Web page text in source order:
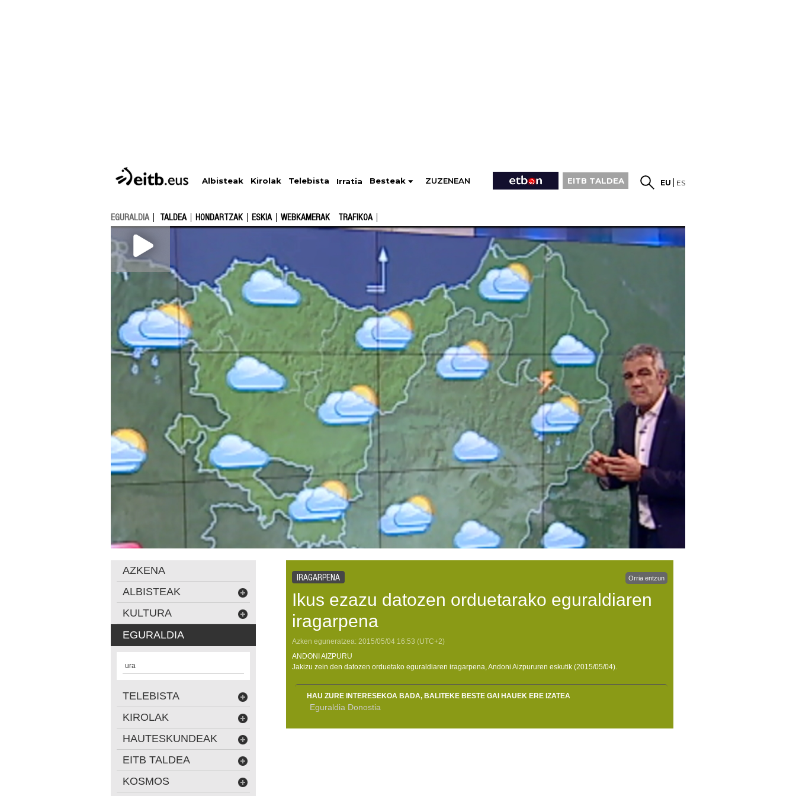
Albisteak Kirolak Telebista Irratia Besteak ZUZENEAN EITB TALDEA EU ES
EGURALDIA TALDEA HONDARTZAK ESKIA WEBKAMERAK TRAFIKOA
IRAGARPENA Orria entzun
Ikus ezazu datozen orduetarako eguraldiaren
iragarpena
Azken eguneratzea: 2015/05/04 16:53 (UTC+2)
ANDONI AIZPURU
Jakizu zein den datozen orduetako eguraldiaren iragarpena, Andoni Aizpururen eskutik (2015/05/04).
HAU ZURE INTERESEKOA BADA, BALITEKE BESTE GAI HAUEK ERE IZATEA
Eguraldia Donostia
AZKENA
ALBISTEAK
KULTURA
EGURALDIA
ura
TELEBISTA
KIROLAK
HAUTESKUNDEAK
EITB TALDEA
KOSMOS